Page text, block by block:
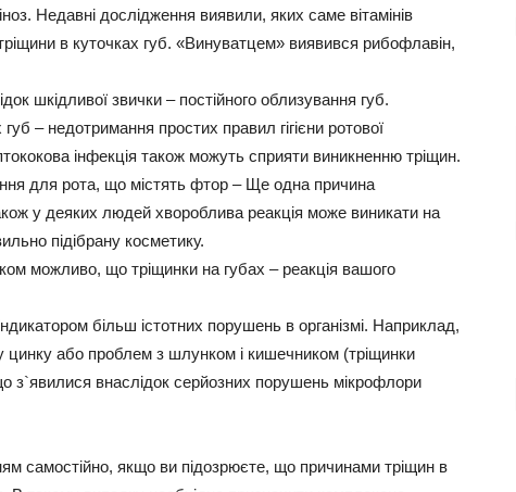
. Недавні дослідження виявили, яких саме вітамінів
в куточках губ. «Винуватцем» виявився рибофлавін,
шкідливої звички – постійного облизування губ.
губ – недотримання простих правил гігієни ротової
інфекція також можуть сприяти виникненню тріщин.
для рота, що містять фтор – Ще одна причина
у деяких людей хвороблива реакція може виникати на
підібрану косметику.
можливо, що тріщинки на губах – реакція вашого
більш істотних порушень в організмі. Наприклад,
цинку або проблем з шлунком і кишечником (тріщинки
з`явилися внаслідок серйозних порушень мікрофлори
самостійно, якщо ви підозрюєте, що причинами тріщин в